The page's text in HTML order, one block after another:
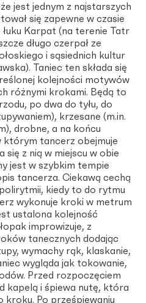
jest jednym z najstarszych
się zapewne w czasie
łuku Karpat (na terenie Tatr
długo czerpał ze
i sąsiednich kultur
Taniec ten składa się
kolejności motywów
różnymi krokami. Będą to
po dwa do tyłu, do
krzesane (m.in.
drobne, a na końcu
którym tancerz obejmuje
z nią w miejscu w obie
jest w szybkim tempie
tancerza. Ciekawą cechą
kiedy to do rytmu
wykonuje kroki w metrum
ustalona kolejność
improwizuje, z
tanecznych dodając
wymachy rąk, klaskanie,
wygląda jak tokowanie,
Przed rozpoczęciem
kapelą i śpiewa nutę, która
kroku. Po prześpiewaniu